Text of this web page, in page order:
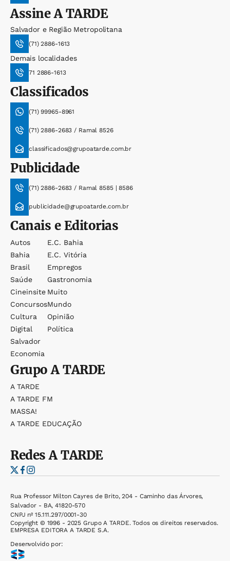
AssineA TARDE
Salvador e Região Metropolitana
(71) 2886-1613
Demais localidades
71 2886-1613
Classificados
(71) 99965-8961
(71) 2886-2683 / Ramal 8526
classificados@grupoatarde.com.br
Publicidade
(71) 2886-2683 / Ramal 8585 | 8586
publicidade@grupoatarde.com.br
Canais e Editorias
Autos
Bahia
Brasil
Saúde
Cineinsite
Concursos
Cultura
Digital
Salvador
Economia
E.c. Bahia
E.c. Vitória
Empregos
Gastronomia
Muito
Mundo
Opinião
Política
GrupoA TARDE
A TARDE
A TARDE FM
MASSA!
A TARDE EDUCAÇÃO
RedesA TARDE
Rua Professor Milton Cayres de Brito, 204 - Caminho das Árvores,
Salvador - BA, 41820-570
CNPJ nº 15.111.297/0001-30
Copyright © 1996 - 2025 Grupo A TARDE. Todos os direitos reservados.
EMPRESA EDITORA A TARDE S.A.
Desenvolvido por: